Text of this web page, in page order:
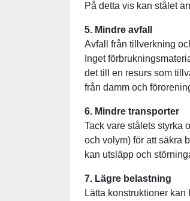
På detta vis kan stålet
5. Mindre avfall
Avfall från tillverkning
Inget
det till en resurs som
från damm och
6. Mindre transporter
Tack vare stålets styrka
och volym) för att säkra
kan utsläpp och
7. Lägre belastning
Lätta konstruktioner